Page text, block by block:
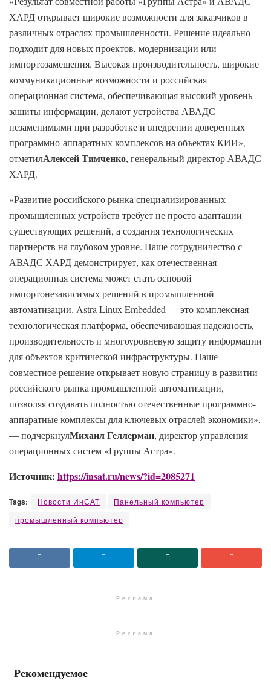
ХАРД открывает широкие возможности для заказчиков в
различных отраслях промышленности. Решение идеально
подходит для новых проектов, модернизации или
импортозамещения. Высокая производительность, широкие
коммуникационные возможности и российская
операционная система, обеспечивающая высокий уровень
защиты информации, делают устройства АВАДС
незаменимыми при разработке и внедрении доверенных
программно-аппаратных комплексов на объектах КИИ», —
отметилАлексей Тимченко, генеральный директор АВАДС
ХАРД.
«Развитие российского рынка специализированных
промышленных устройств требует не просто адаптации
существующих решений, а создания технологических
партнерств на глубоком уровне. Наше сотрудничество с
АВАДС ХАРД демонстрирует, как отечественная
операционная система может стать основой
импортонезависимых решений в промышленной
автоматизации. Astra Linux Embedded — это комплексная
технологическая платформа, обеспечивающая надежность,
производительность и многоуровневую защиту информации
для объектов критической инфраструктуры. Наше
совместное решение открывает новую страницу в развитии
российского рынка промышленной автоматизации,
позволяя создавать полностью отечественные программно-
аппаратные комплексы для ключевых отраслей экономики»,
— подчеркнулМихаил Геллерман, директор управления
операционных систем «Группы Астра».
Источник: https://insat.ru/news/?id=2085271
Tags: Новости ИнСАТ
Панельный компьютер
промышленный компьютер
Реклама
Реклама
Рекомендуемое